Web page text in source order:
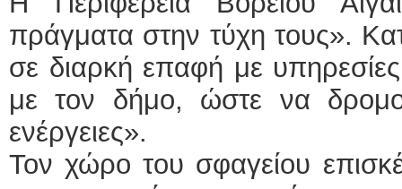
πράγματα στην τύχη τους».
σε διαρκή επαφή με
με τον δήμο, ώστε να
ενέργειες».
Τον χώρο του σφαγείου